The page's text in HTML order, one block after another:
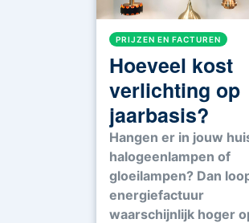
PRIJZEN EN FACTUREN
Hoeveel kost
verlichting op
jaarbasis?
Hangen er in jouw
halogeenlampen of
gloeilampen? Dan
energiefactuur
waarschijnlijk hoger